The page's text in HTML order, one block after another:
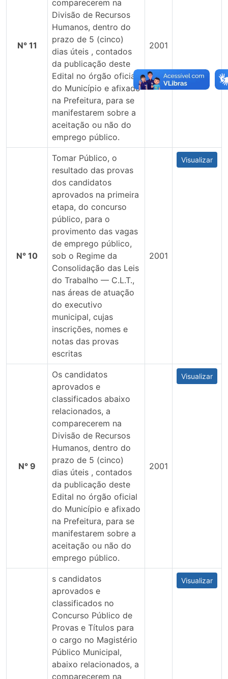
N° 11
comparecerem na
Divisão de Recursos
Humanos, dentro do
prazo de 5 (cinco)
dias úteis , contados
da publicação deste
Edital no órgão oficial
do Município e afixado
na Prefeitura, para se
manifestarem sobre a
aceitação ou não do
emprego público.
2001
N° 10
Tomar Público, o
resultado das provas
dos candidatos
aprovados na primeira
etapa, do concurso
público, para o
provimento das vagas
de emprego público,
sob o Regime da
Consolidação das Leis
do Trabalho — C.L.T.,
nas áreas de atuação
do executivo
municipal, cujas
inscrições, nomes e
notas das provas
escritas
2001
Visualizar
N° 9
Os candidatos
aprovados e
classificados abaixo
relacionados, a
comparecerem na
Divisão de Recursos
Humanos, dentro do
prazo de 5 (cinco)
dias úteis , contados
da publicação deste
Edital no órgão oficial
do Município e afixado
na Prefeitura, para se
manifestarem sobre a
aceitação ou não do
emprego público.
2001
Visualizar
s candidatos
aprovados e
classificados no
Concurso Público de
Provas e Títulos para
o cargo no Magistério
Público Municipal,
abaixo relacionados, a
comparecerem na
Visualizar